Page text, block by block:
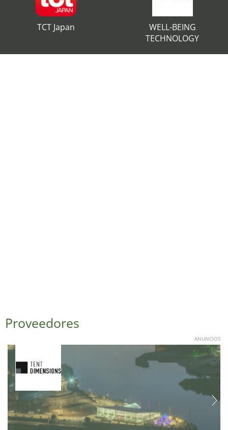
TCT Japan
WELL-BEING
TECHNOLOGY
Proveedores
ANUNCIOS